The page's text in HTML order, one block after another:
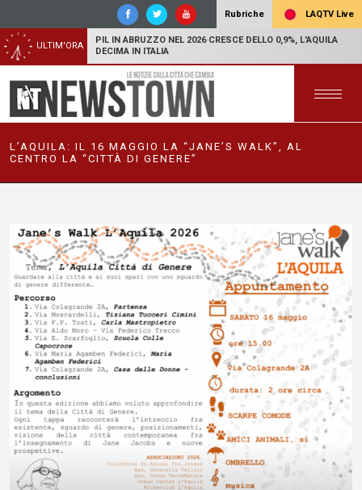
Rubriche LAQTV Live
ULTIM'ORA
PIL IN ABRUZZO NEL 2026 CRESCE DELLO 0,9%, L'AQUILA
DECIMA IN ITALIA
L’AQUILA: IL 16 MAGGIO LA “JANE’S WALK”, AL
CENTRO LA “CITTÀ DI GENERE”